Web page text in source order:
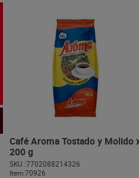
Café Aroma Tostado y Molido
200 g
SKU :7702088214326
Item:70926